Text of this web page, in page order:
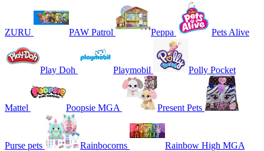
ZURU PAW Patrol Peppa Pets Alive
Play Doh Playmobil Polly Pocket
Mattel Poopsie MGA Present Pets
Purse pets Rainbocorns Rainbow High MGA